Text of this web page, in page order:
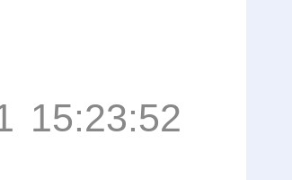
15:23:52